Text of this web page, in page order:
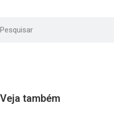
Veja também